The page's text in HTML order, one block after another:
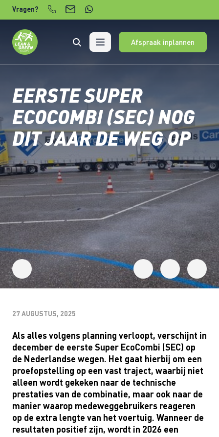
Verder naar content
Vragen?
Afspraak inplannen
EERSTE SUPER
ECOCOMBI (SEC) NOG
DIT JAAR DE WEG OP
27 AUGUSTUS, 2025
Als alles volgens planning verloopt, verschijnt in
december de eerste Super EcoCombi (SEC) op
de Nederlandse wegen. Het gaat hierbij om een
proefopstelling op een vast traject, waarbij niet
alleen wordt gekeken naar de technische
prestaties van de combinatie, maar ook naar de
manier waarop medeweggebruikers reageren
op de extra lengte van het voertuig. Wanneer de
resultaten positief zijn, wordt in 2026 een